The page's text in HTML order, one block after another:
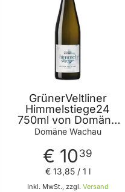
GrünerVeltliner
Himmelstiege24
750ml von Domäne
Wachau
Domäne Wachau
€ 1039
Inkl. MwSt., zzgl. Versand
€ 13,85/ 1 l